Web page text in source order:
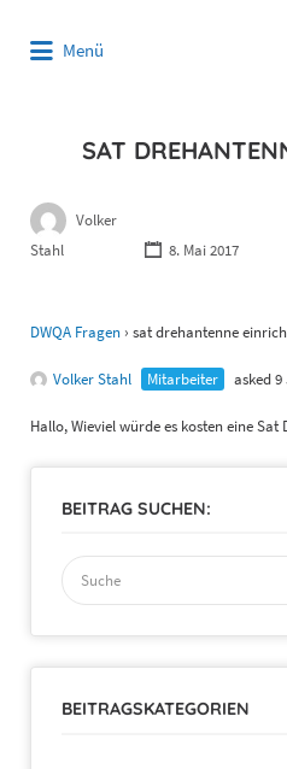
Menü
SAT
Volker
Stahl
8. Mai 2017
DWQA Fragen › sat drehantenne
Volker Stahl Mitarbeiter asked
Hallo, Wieviel würde es kosten eine
BEITRAG SUCHEN:
Suchen
nach:
BEITRAGSKATEGORIEN